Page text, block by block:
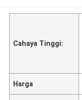
Cahaya Tinggi:
Harga